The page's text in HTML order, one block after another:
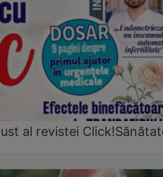
al revistei